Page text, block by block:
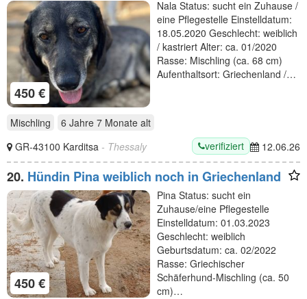
450 €
Nala Status: sucht ein Zuhause /
eine Pflegestelle Einstelldatum:
18.05.2020 Geschlecht: weiblich
/ kastriert Alter: ca. 01/2020
Rasse: Mischling (ca. 68 cm)
Aufenthaltsort: Griechenland /…
Mischling 6 Jahre 7 Monate alt
GR-43100 Karditsa - Thessaly verifiziert 12.06.26
20. Hündin Pina weiblich noch in Griechenland
450 €
Pina Status: sucht ein
Zuhause/eine Pflegestelle
Einstelldatum: 01.03.2023
Geschlecht: weiblich
Geburtsdatum: ca. 02/2022
Rasse: Griechischer
Schäferhund-Mischling (ca. 50
cm)…